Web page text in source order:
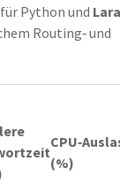
für Python und
Routing‑ und
(%)